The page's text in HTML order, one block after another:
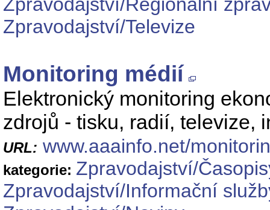
Zpravodajství/Regionální
Zpravodajství/Televize
Monitoring médií
Elektronický monitoring
zdrojů - tisku, radií, televize,
URL: www.aaainfo.net/
kategorie: Zpravodajství/
Zpravodajství/Informační